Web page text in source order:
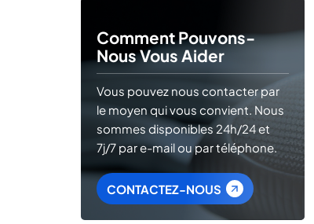
Comment Pouvons-
Nous Vous Aider
Vous pouvez nous contacter par
le moyen qui vous convient. Nous
sommes disponibles 24h/24 et
7j/7 par e-mail ou par téléphone.
CONTACTEZ-NOUS